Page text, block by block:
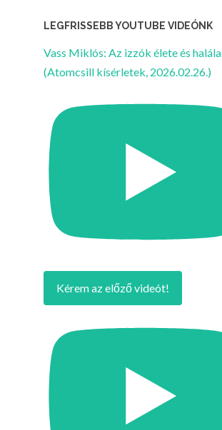
LEGFRISSEBB YOUTUBE VIDEÓNK
Vass Miklós: Az izzók élete és halála
(Atomcsill kísérletek, 2026.02.26.)
Kérem az előző videót!